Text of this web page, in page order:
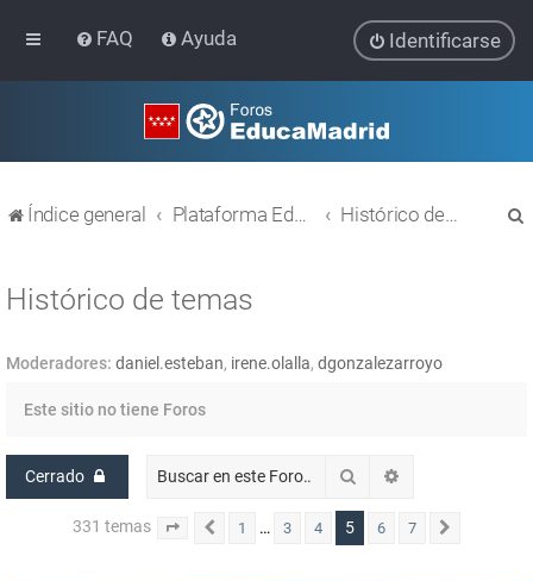
FAQ Ayuda Identificarse
Índice general Plataforma Educativa EducaMadrid Histórico de temas
Histórico de temas
Moderadores: daniel.esteban, irene.olalla, dgonzalezarroyo
Este sitio no tiene Foros
Cerrado Buscar
331 temas Página 5de7
Anterior
1 … 3 4 5 6 7